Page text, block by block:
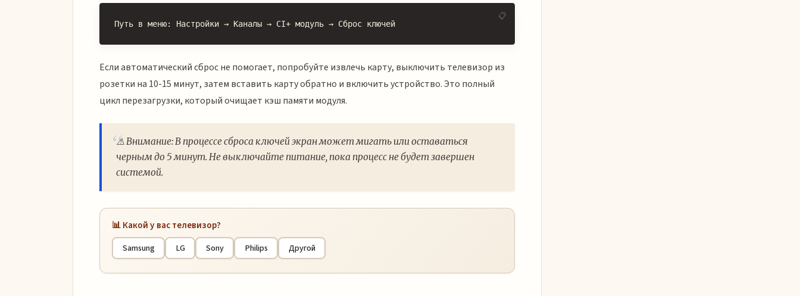
Путь в меню: Настройки → Каналы → CI+ модуль → Сброс ключей
Если автоматический сброс не помогает, попробуйте извлечь карту, выключить телевизор из
розетки на 10-15 минут, затем вставить карту обратно и включить устройство. Это полный
цикл перезагрузки, который очищает кэш памяти модуля.
⚠️ Внимание: В процессе сброса ключей экран может мигать или оставаться
черным до 5 минут. Не выключайте питание, пока процесс не будет завершен
системой.
📊 Какой у вас телевизор?
Samsung LG Sony Philips Другой